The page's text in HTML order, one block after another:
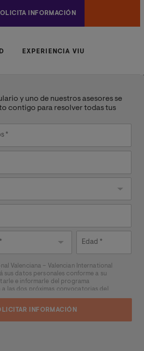
INFORMACIÓN
EXPERIENCIA VIU
y uno de nuestros asesores se
contigo para resolver todas tus
Edad
Valenciana – Valencian International
sus datos personales conforme a su
e informarle del programa
las dos próximas convocatorias del
una vez facilitada dicha